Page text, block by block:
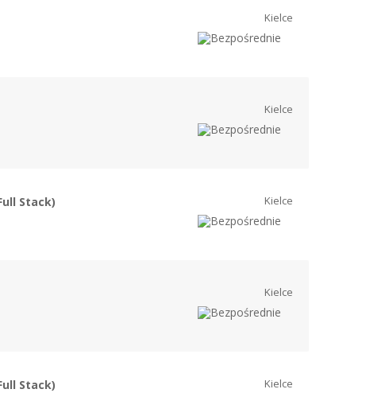
Kielce
Kielce
Stack) Kielce
Kielce
Stack) Kielce